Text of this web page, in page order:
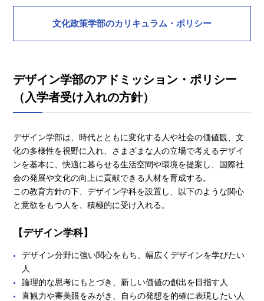
文化政策学部のカリキュラム・ポリシー
デザイン学部のアドミッション・ポリシー
（入学者受け入れの方針）
デザイン学部は、時代とともに変化する人や社会の価値観、文
化の多様性を視野に入れ、さまざまな人の立場で考えるデザイ
ンを基本に、快適に暮らせる生活空間や環境を提案し、国際社
会の発展や文化の向上に貢献できる人材を育成する。
この教育方針の下、デザイン学科を設置し、以下のような関心
と意欲をもつ人を、積極的に受け入れる。
【デザイン学科】
デザイン分野に強い関心をもち、幅広くデザインを学びたい
人
論理的な思考にもとづき、新しい価値の創出を目指す人
直観力や審美眼をみがき、自らの発想を的確に表現したい人